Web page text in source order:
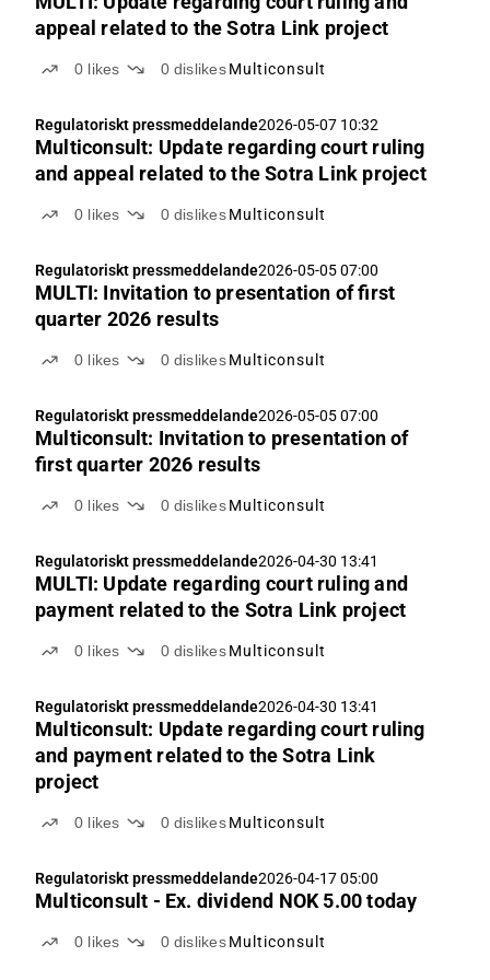
appeal related to the Sotra Link project
0 likes 0 dislikes Multiconsult
Regulatoriskt pressmeddelande2026-05-07 10:32
Multiconsult: Update regarding court ruling
and appeal related to the Sotra Link project
0 likes 0 dislikes Multiconsult
Regulatoriskt pressmeddelande2026-05-05 07:00
MULTI: Invitation to presentation of first
quarter 2026 results
0 likes 0 dislikes Multiconsult
Regulatoriskt pressmeddelande2026-05-05 07:00
Multiconsult: Invitation to presentation of
first quarter 2026 results
0 likes 0 dislikes Multiconsult
Regulatoriskt pressmeddelande2026-04-30 13:41
MULTI: Update regarding court ruling and
payment related to the Sotra Link project
0 likes 0 dislikes Multiconsult
Regulatoriskt pressmeddelande2026-04-30 13:41
Multiconsult: Update regarding court ruling
and payment related to the Sotra Link
project
0 likes 0 dislikes Multiconsult
Regulatoriskt pressmeddelande2026-04-17 05:00
Multiconsult - Ex. dividend NOK 5.00 today
0 likes 0 dislikes Multiconsult